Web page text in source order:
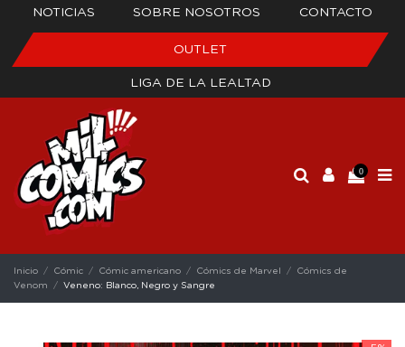
NOTICIAS SOBRE NOSOTROS CONTACTO
OUTLET
LIGA DE LA LEALTAD
0
Inicio Cómic Cómic americano Cómics de Marvel
Cómics de
Venom
Veneno: Blanco, Negro y Sangre